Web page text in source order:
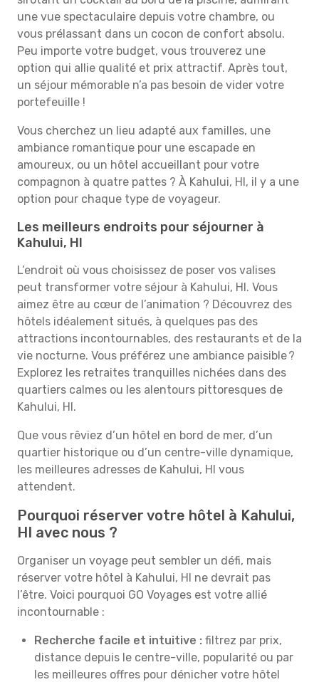
une vue spectaculaire depuis votre chambre, ou
vous prélassant dans un cocon de confort absolu.
Peu importe votre budget, vous trouverez une
option qui allie qualité et prix attractif. Après tout,
un séjour mémorable n’a pas besoin de vider votre
portefeuille !
Vous cherchez un lieu adapté aux familles, une
ambiance romantique pour une escapade en
amoureux, ou un hôtel accueillant pour votre
compagnon à quatre pattes ? À Kahului, HI, il y a une
option pour chaque type de voyageur.
Les meilleurs endroits pour séjourner à
Kahului, HI
L’endroit où vous choisissez de poser vos valises
peut transformer votre séjour à Kahului, HI. Vous
aimez être au cœur de l’animation ? Découvrez des
hôtels idéalement situés, à quelques pas des
attractions incontournables, des restaurants et de la
vie nocturne. Vous préférez une ambiance paisible ?
Explorez les retraites tranquilles nichées dans des
quartiers calmes ou les alentours pittoresques de
Kahului, HI.
Que vous rêviez d’un hôtel en bord de mer, d’un
quartier historique ou d’un centre-ville dynamique,
les meilleures adresses de Kahului, HI vous
attendent.
Pourquoi réserver votre hôtel à Kahului,
HI avec nous ?
Organiser un voyage peut sembler un défi, mais
réserver votre hôtel à Kahului, HI ne devrait pas
l’être. Voici pourquoi GO Voyages est votre allié
incontournable :
Recherche facile et intuitive : filtrez par prix,
distance depuis le centre-ville, popularité ou par
les meilleures offres pour dénicher votre hôtel